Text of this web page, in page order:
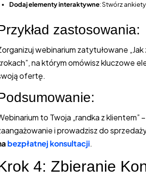
Dodaj elementy interaktywne: Stwórz
zastosowania:
webinarium zatytułowane
na którym omówisz kluczowe
ofertę.
to Twoja „randka z
i prowadzisz do
bezpłatnej konsultacji.
4: Zbieranie